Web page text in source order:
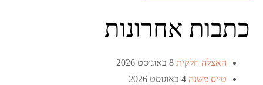
כתבות אחרונות
האצלה חלקית 8 באוגוסט 2026
טייס משנה 4 באוגוסט 2026